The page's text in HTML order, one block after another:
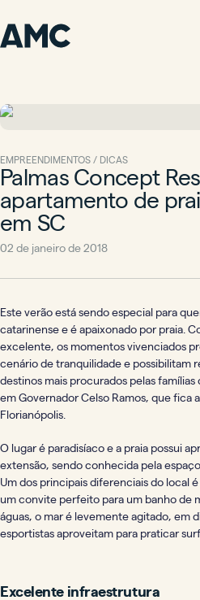
Palmas Concept
apartamento de
em SC
EMPREENDIMENTOS / DICAS
02 de janeiro de 2018
Este verão está sendo especial para
catarinense e é apaixonado por praia.
excelente, os momentos vivenciados
cenário de tranquilidade e possibilitam
destinos mais procurados pelas famílias
em Governador Celso Ramos, que fica
Florianópolis.
O lugar é paradisíaco e a praia possui
extensão, sendo conhecida pela
Um dos principais diferenciais do local
um convite perfeito para um banho de
águas, o mar é levemente agitado, em
esportistas aproveitam para praticar
Excelente infraestrutura